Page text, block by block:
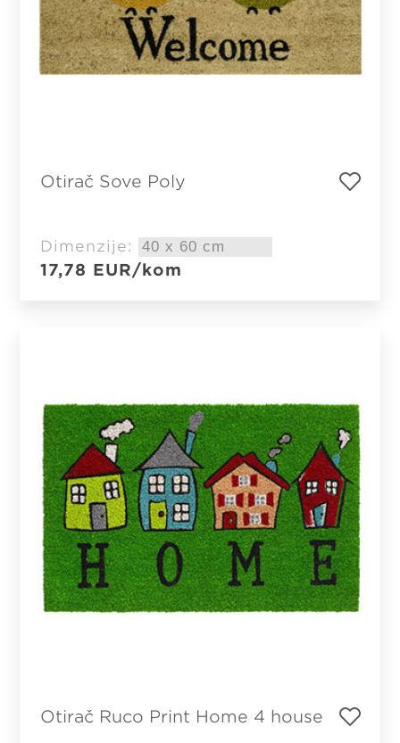
Otirač Sove Poly
Dimenzije:
17,78 EUR/kom
Otirač Ruco Print Home 4 house